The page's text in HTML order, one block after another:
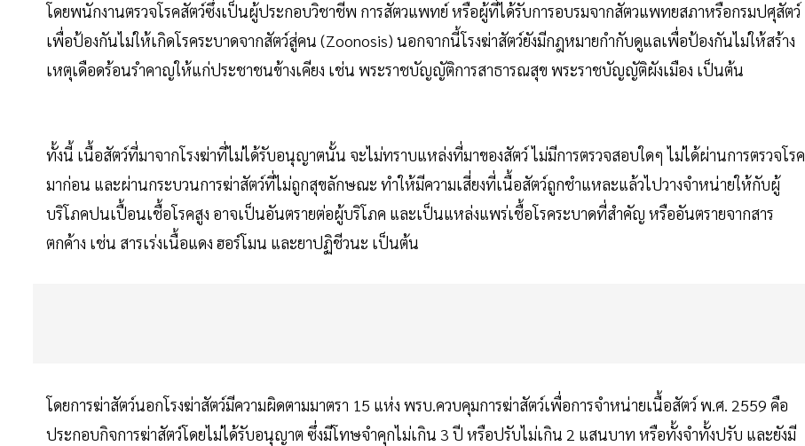
โดยพนักงานตรวจโรคสัตว์ซึ่งเป็นผู้ประกอบวิชาชีพ การสัตวแพทย์ หรือผู้ที่ได้รับการอบรมจากสัตวแพทยสภาหรือกรมปศุสัตว์
เพื่อป้องกันไม่ให้เกิดโรคระบาดจากสัตว์สู่คน (Zoonosis) นอกจากนี้โรงฆ่าสัตว์ยังมีกฎหมายกำกับดูแลเพื่อป้องกันไม่ให้สร้าง
เหตุเดือดร้อนรำคาญให้แก่ประชาชนข้างเคียง เช่น พระราชบัญญัติการสาธารณสุข พระราชบัญญัติผังเมือง เป็นต้น
ทั้งนี้ เนื้อสัตว์ที่มาจากโรงฆ่าที่ไม่ได้รับอนุญาตนั้น จะไม่ทราบแหล่งที่มาของสัตว์ ไม่มีการตรวจสอบใดๆ ไม่ได้ผ่านการตรวจโรค
มาก่อน และผ่านกระบวนการฆ่าสัตว์ที่ไม่ถูกสุขลักษณะ ทำให้มีความเสี่ยงที่เนื้อสัตว์ถูกชำแหละแล้วไปวางจำหน่ายให้กับผู้
บริโภคปนเปื้อนเชื้อโรคสูง อาจเป็นอันตรายต่อผู้บริโภค และเป็นแหล่งแพร่เชื้อโรคระบาดที่สำคัญ หรืออันตรายจากสาร
ตกค้าง เช่น สารเร่งเนื้อแดง ฮอร์โมน และยาปฏิชีวนะ เป็นต้น
โดยการฆ่าสัตว์นอกโรงฆ่าสัตว์มีความผิดตามมาตรา 15 แห่ง พรบ.ควบคุมการฆ่าสัตว์เพื่อการจำหน่ายเนื้อสัตว์ พ.ศ. 2559 คือ
ประกอบกิจการฆ่าสัตว์โดยไม่ได้รับอนุญาต ซึ่งมีโทษจำคุกไม่เกิน 3 ปี หรือปรับไม่เกิน 2 แสนบาท หรือทั้งจำทั้งปรับ และยังมี